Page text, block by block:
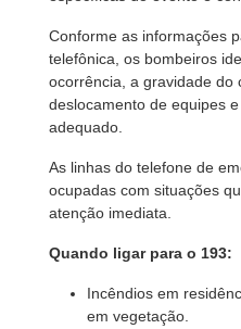
Conforme as informações
telefônica, os bombeiros
ocorrência, a gravidade do
deslocamento de equipes
adequado.
As linhas do telefone de
ocupadas com situações
atenção imediata.
Quando ligar para o 193:
Incêndios em
em vegetação.